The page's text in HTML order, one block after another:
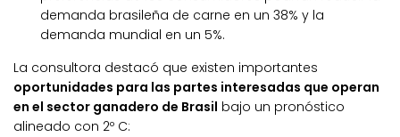
demanda brasileña de carne en un 38% y la
demanda mundial en un 5%.
La consultora destacó que existen importantes
oportunidades para las partes interesadas que operan
en el sector ganadero de Brasil bajo un pronóstico
alineado con 2º C: